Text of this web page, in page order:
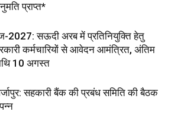
प्राप्त*
2027: सऊदी अरब में प्रतिनियुक्ति हेतु
कर्मचारियों से आवेदन आमंत्रित, अंतिम
10 अगस्त
सहकारी बैंक की प्रबंध समिति की बैठक